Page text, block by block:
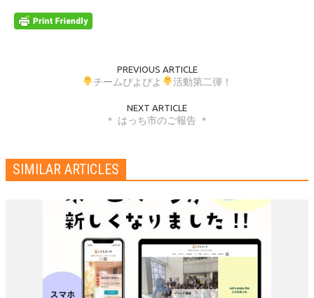
PREVIOUS ARTICLE
チームぴよぴよ 活動第二弾！
NEXT ARTICLE
＊ はっち市のご報告 ＊
SIMILAR ARTICLES